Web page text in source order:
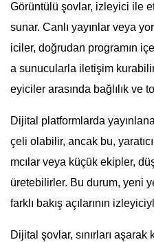
Görüntülü şovlar, izleyici ile
sunar. Canlı yayınlar veya
iciler, doğrudan programın
a sunucularla iletişim
eyiciler arasında bağlılık ve
Dijital platformlarda
çeli olabilir, ancak bu,
mcılar veya küçük ekipler,
üretebilirler. Bu durum, yeni
farklı bakış açılarının
Dijital şovlar, sınırları